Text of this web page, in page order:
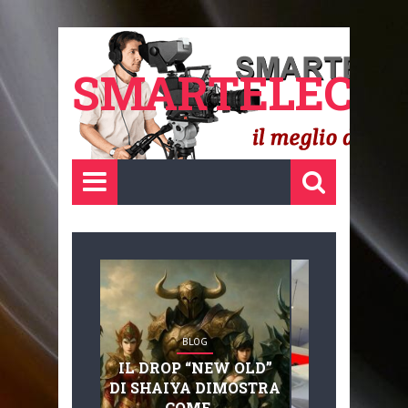
BLOG
IL DROP “NEW OLD”
DI SHAIYA DIMOSTRA